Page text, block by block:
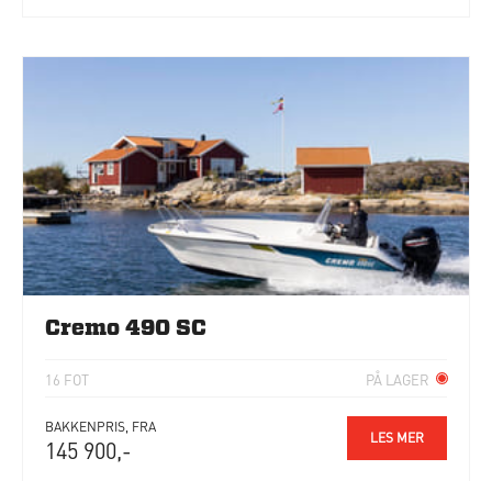
Cremo 490 SC
16 FOT PÅ LAGER
BAKKENPRIS, FRA
145 900,- LES MER